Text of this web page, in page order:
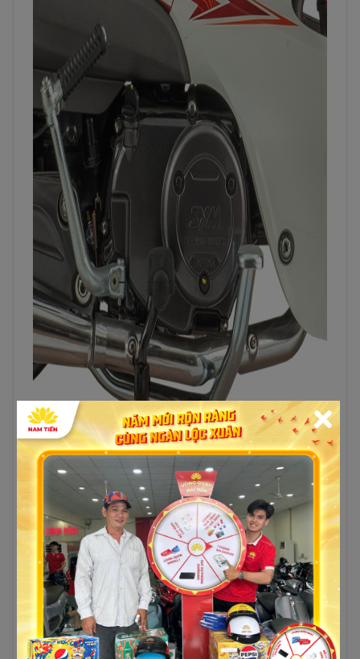
Thông số kỹ thuật xe 50cc
SYM ElegantTiêu Chuẩn
Phanh Cơ
Dung tích xi lanh
49,5 cm3
Động cơ